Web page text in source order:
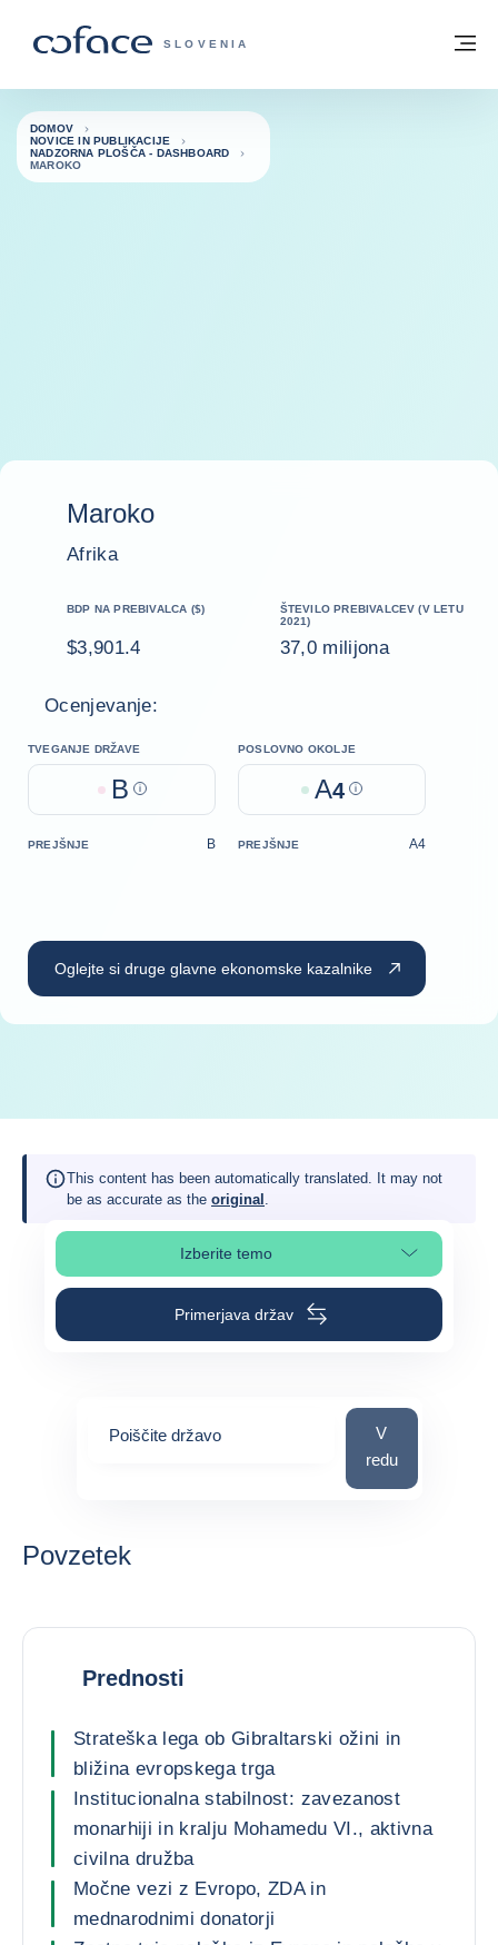
COFACE - ZAČETNA STRAN
SLOVENIA
Domov
DOMOV
NOVICE IN PUBLIKACIJE
NADZORNA PLOŠČA - DASHBOARD
MAROKO
Maroko
Afrika
BDP NA PREBIVALCA ($)
$3,901.4
ŠTEVILO PREBIVALCEV (V LETU
2021)
37,0 milijona
Ocenjevanje:
TVEGANJE DRŽAVE
B Help
POSLOVNO OKOLJE
A4 Help
PREJŠNJE B PREJŠNJE A4
Oglejte si druge glavne ekonomske kazalnike
This content has been automatically translated. It may not
be as accurate as the original .
Izberite temo
Izberite poglavje strani
Primerjava držav
Poiščite državo Poiščite državo
V
redu
Povzetek
Prednosti
Strateška lega ob Gibraltarski ožini in
bližina evropskega trga
Institucionalna stabilnost: zavezanost
monarhiji in kralju Mohamedu VI., aktivna
civilna družba
Močne vezi z Evropo, ZDA in
mednarodnimi donatorji